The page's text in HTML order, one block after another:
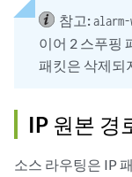
참고:
이어 2 스푸핑
패킷은 삭제되
IP 원본 경
소스 라우팅은 IP